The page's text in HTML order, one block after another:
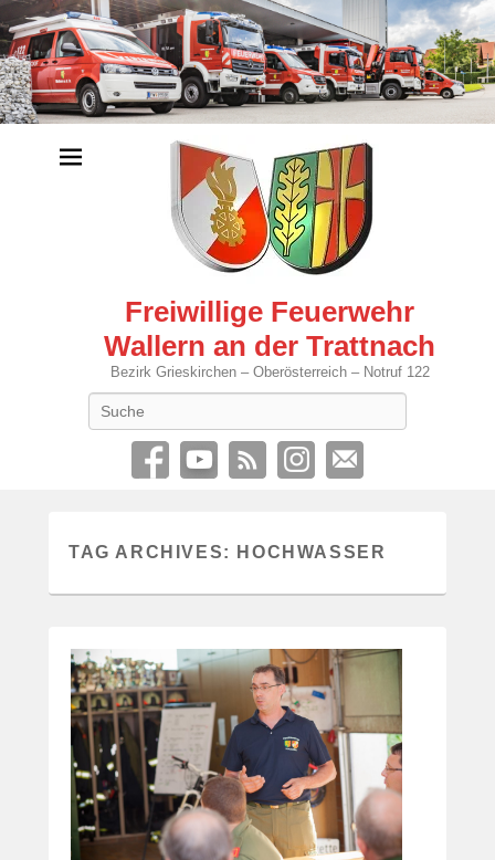
Freiwillige Feuerwehr
Wallern an der Trattnach
Bezirk Grieskirchen – Oberösterreich – Notruf 122
TAG ARCHIVES: HOCHWASSER